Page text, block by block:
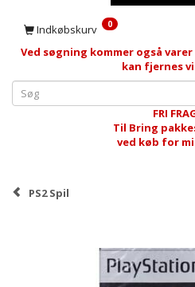
Indkøbskurv 0
Ved søgning kommer også
kan fjernes
FRI
Til Bring
ved køb for
PS2 Spil